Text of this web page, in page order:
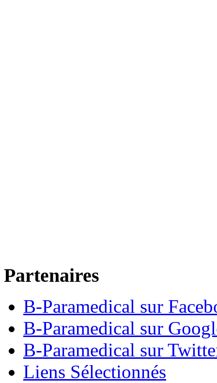
Partenaires
B-Paramedical sur
B-Paramedical sur
B-Paramedical sur
Liens Sélectionnés